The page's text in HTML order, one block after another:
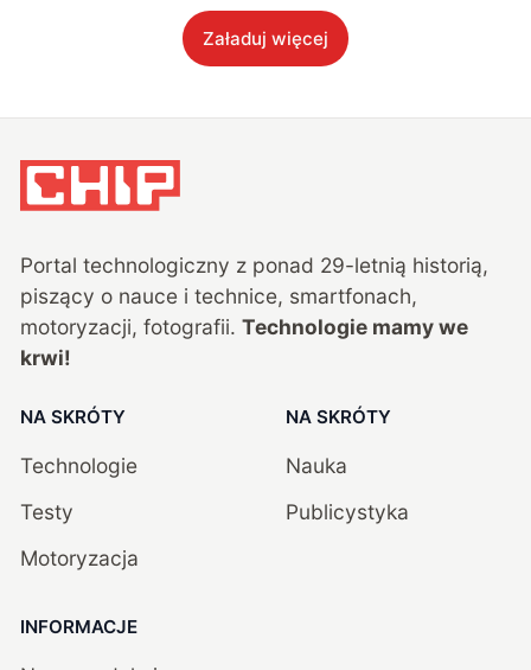
Załaduj więcej
Portal technologiczny z ponad 29-letnią historią,
piszący o nauce i technice, smartfonach,
motoryzacji, fotografii. Technologie mamy we
krwi!
NA SKRÓTY
Technologie
Testy
Motoryzacja
NA SKRÓTY
Nauka
Publicystyka
INFORMACJE